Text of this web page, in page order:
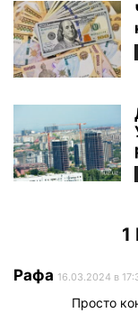
Рафа 16.03.2024 в
Просто